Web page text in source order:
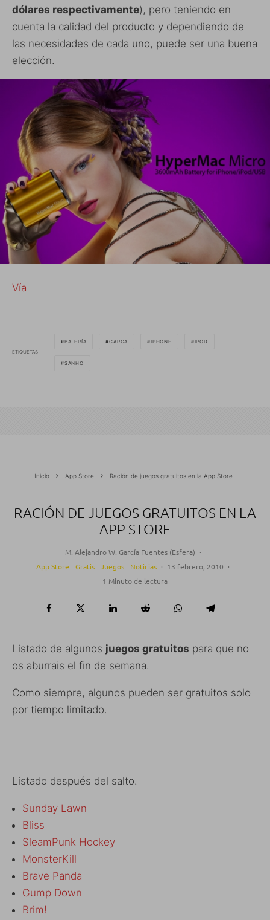
dólares respectivamente), pero teniendo en
cuenta la calidad del producto y dependiendo de
las necesidades de cada uno, puede ser una buena
elección.
Vía
ETIQUETAS
BATERÍA CARGA IPHONE IPOD
SANHO
Inicio App Store Ración de juegos gratuitos en la App Store
RACIÓN DE JUEGOS GRATUITOS EN LA
APP STORE
M. Alejandro W. García Fuentes (Esfera) ·
App Store
Gratis Juegos Noticias · 13 febrero, 2010 ·
1 Minuto de lectura
Listado de algunos juegos gratuitos para que no
os aburrais el fin de semana.
Como siempre, algunos pueden ser gratuitos solo
por tiempo limitado.
Listado después del salto.
Sunday Lawn
Bliss
SleamPunk Hockey
MonsterKill
Brave Panda
Gump Down
Brim!